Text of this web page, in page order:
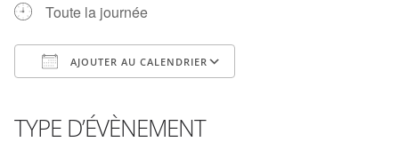
Toute la journée
AJOUTER AU CALENDRIER
TYPE D’ÉVÈNEMENT